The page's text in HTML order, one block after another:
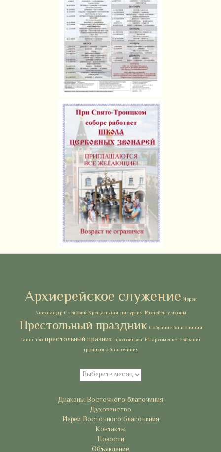
Архиерейское служение Иерей
Александр Степовик Крещальная литургия Молебен у иконы
Престольный праздник Собрание благочиния
Таинство престольный празник протоиереи. В.Пархоменко собрание
троицкого благочиния
Архивы
Диаконы Восточного благочиния
Духовенство
Иереи Восточного благочиния
Контакты
Новости
Объявление